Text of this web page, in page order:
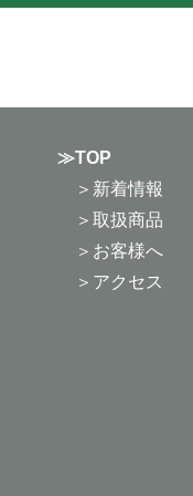
TOP
新着情報
取扱商品
お客様へ
アクセス